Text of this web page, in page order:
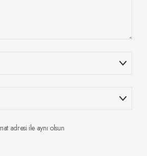
adresi ile aynı olsun